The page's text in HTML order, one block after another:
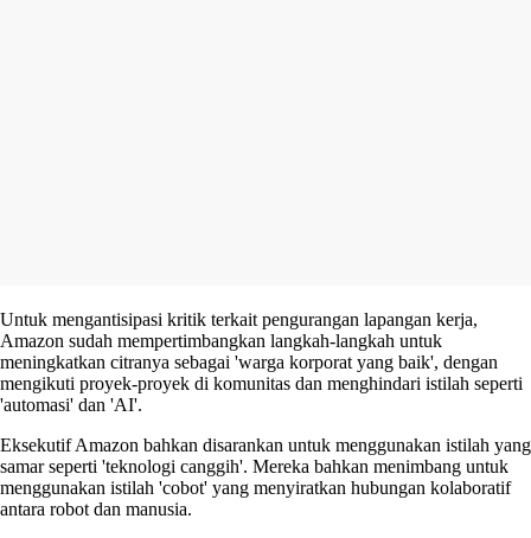
Untuk mengantisipasi kritik terkait pengurangan lapangan kerja,
Amazon sudah mempertimbangkan langkah-langkah untuk
meningkatkan citranya sebagai 'warga korporat yang baik', dengan
mengikuti proyek-proyek di komunitas dan menghindari istilah seperti
'automasi' dan 'AI'.
Eksekutif Amazon bahkan disarankan untuk menggunakan istilah yang
samar seperti 'teknologi canggih'. Mereka bahkan menimbang untuk
menggunakan istilah 'cobot' yang menyiratkan hubungan kolaboratif
antara robot dan manusia.